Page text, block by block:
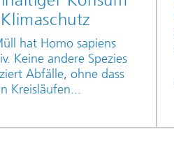
hat Homo sapiens
Keine andere Spezies
Abfälle, ohne dass
Kreisläufen...